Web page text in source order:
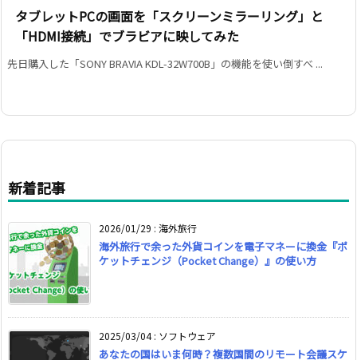
タブレットPCの画面を「スクリーンミラーリング」と
「HDMI接続」でブラビアに映してみた
先日購入した「SONY BRAVIA KDL-32W700B」の機能を使い倒すべ ...
新着記事
2026/01/29 : 海外旅行
海外旅行で余った外貨コインを電子マネーに換金『ポ
ケットチェンジ（Pocket Change）』の使い方
2025/03/04: ソフトウェア
あなたの国はいま何時？複数国間のリモート会議スケ